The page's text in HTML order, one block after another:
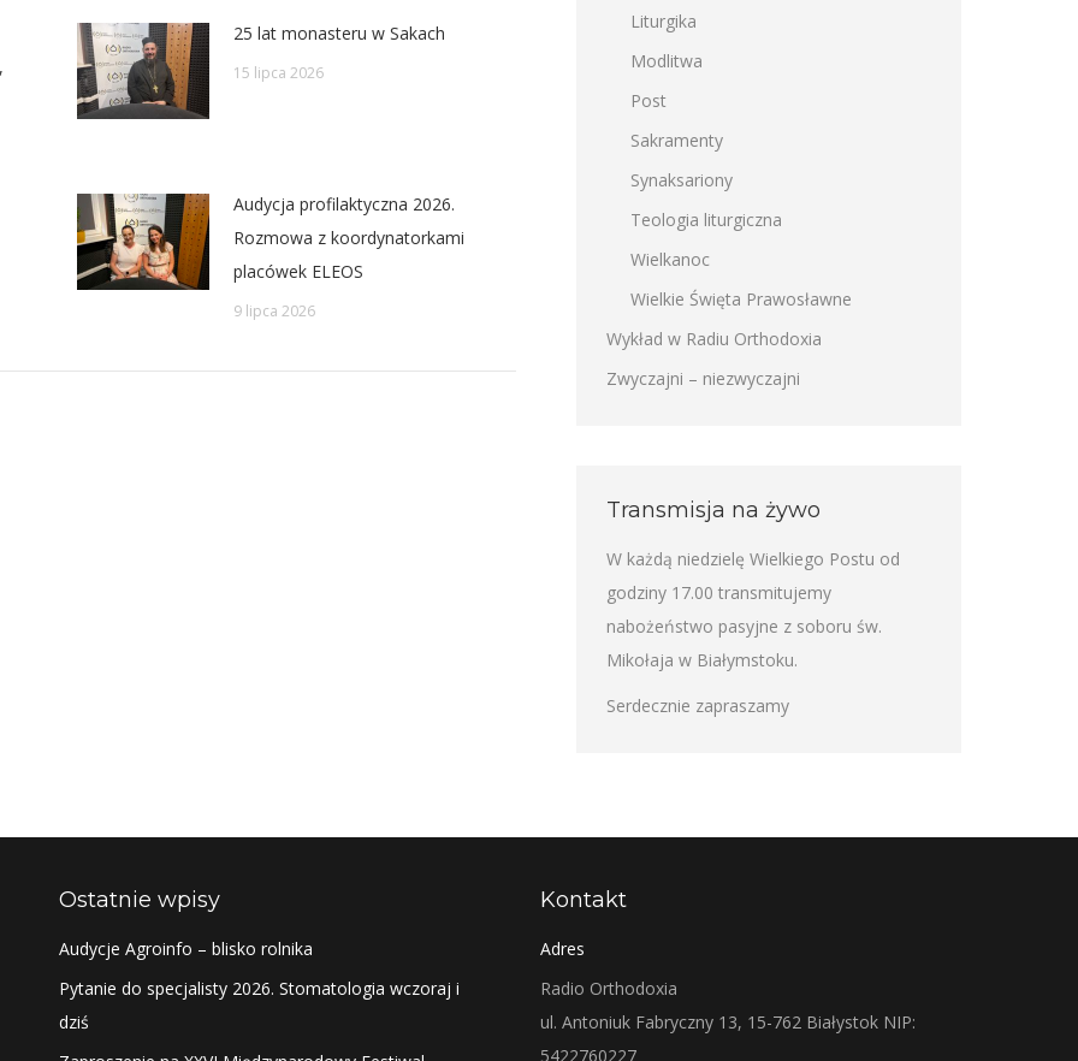
25 lat monasteru w Sakach
15 lipca 2026
Audycja profilaktyczna 2026.
Rozmowa z koordynatorkami
placówek ELEOS
9 lipca 2026
Liturgika
Modlitwa
Post
Sakramenty
Synaksariony
Teologia liturgiczna
Wielkanoc
Wielkie Święta Prawosławne
Wykład w Radiu Orthodoxia
Zwyczajni – niezwyczajni
Transmisja na żywo
W każdą niedzielę Wielkiego Postu od
godziny 17.00 transmitujemy
nabożeństwo pasyjne z soboru św.
Mikołaja w Białymstoku.
Serdecznie zapraszamy
Ostatnie wpisy
Audycje Agroinfo – blisko rolnika
Pytanie do specjalisty 2026. Stomatologia wczoraj i
dziś
Kontakt
Adres
Radio Orthodoxia
ul. Antoniuk Fabryczny 13, 15-762 Białystok NIP:
5422760227